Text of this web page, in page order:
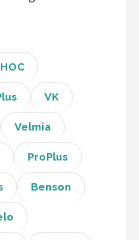
VK
Velmia
ProPlus
Benson